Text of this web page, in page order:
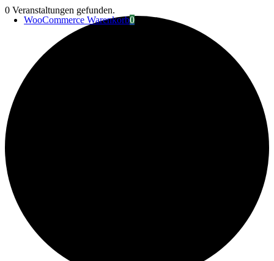
Zum
InhaltWooCommerce Warenkorb0
0 Veranstaltungen gefunden.